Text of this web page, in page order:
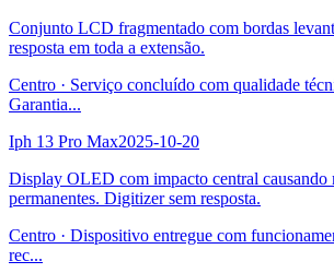
Conjunto LCD fragmentado com bordas
resposta em toda a extensão.
Centro · Serviço concluído com qualidade
Garantia...
Iph 13 Pro Max2025-10-20
Display OLED com impacto central causando
permanentes. Digitizer sem resposta.
Centro · Dispositivo entregue com
rec...